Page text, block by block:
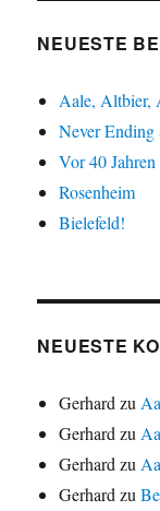
NEUESTE
Aale, Altbier,
Never Ending
Vor 40
Rosenheim
Bielefeld!
NEUESTE
Gerhard zu
Gerhard zu
Gerhard zu
Gerhard zu